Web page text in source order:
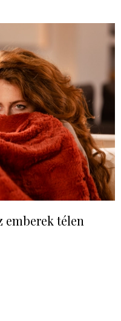
emberek télen